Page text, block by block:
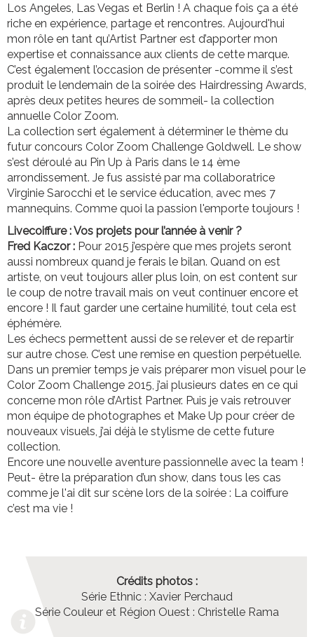
Los Angeles, Las Vegas et Berlin ! A chaque fois ça a été
riche en expérience, partage et rencontres. Aujourd'hui
mon rôle en tant qu’Artist Partner est d’apporter mon
expertise et connaissance aux clients de cette marque.
C’est également l’occasion de présenter -comme il s’est
produit le lendemain de la soirée des Hairdressing Awards,
après deux petites heures de sommeil- la collection
annuelle Color Zoom.
La collection sert également à déterminer le thème du
futur concours Color Zoom Challenge Goldwell. Le show
s’est déroulé au Pin Up à Paris dans le 14 ème
arrondissement. Je fus assisté par ma collaboratrice
Virginie Sarocchi et le service éducation, avec mes 7
mannequins. Comme quoi la passion l'emporte toujours !
Livecoiffure : Vos projets pour l’année à venir ?
Fred Kaczor : Pour 2015 j’espère que mes projets seront
aussi nombreux quand je ferais le bilan. Quand on est
artiste, on veut toujours aller plus loin, on est content sur
le coup de notre travail mais on veut continuer encore et
encore ! Il faut garder une certaine humilité, tout cela est
éphémère.
Les échecs permettent aussi de se relever et de repartir
sur autre chose. C’est une remise en question perpétuelle.
Dans un premier temps je vais préparer mon visuel pour le
Color Zoom Challenge 2015, j’ai plusieurs dates en ce qui
concerne mon rôle d’Artist Partner. Puis je vais retrouver
mon équipe de photographes et Make Up pour créer de
nouveaux visuels, j’ai déjà le stylisme de cette future
collection.
Encore une nouvelle aventure passionnelle avec la team !
Peut- être la préparation d’un show, dans tous les cas
comme je l'ai dit sur scène lors de la soirée : La coiffure
c’est ma vie !
Crédits photos :
Série Ethnic : Xavier Perchaud
Série Couleur et Région Ouest : Christelle Rama